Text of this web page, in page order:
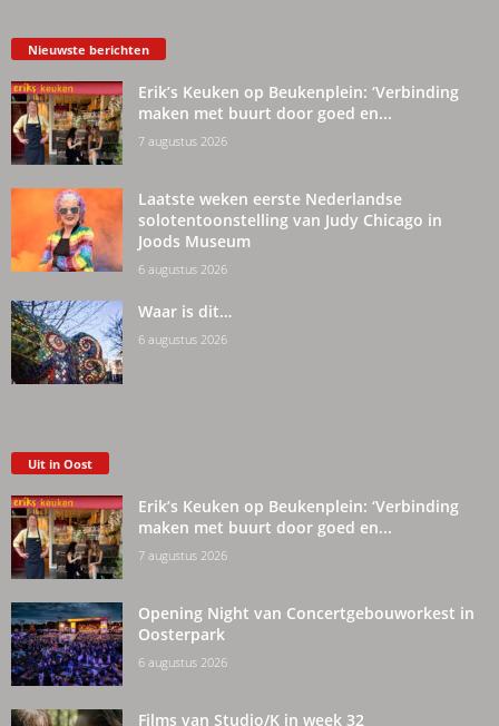
Nieuwste berichten
Erik’s Keuken op Beukenplein: ‘Verbinding
maken met buurt door goed en...
7 augustus 2026
Laatste weken eerste Nederlandse
solotentoonstelling van Judy Chicago in
Joods Museum
6 augustus 2026
Waar is dit…
6 augustus 2026
Uit in Oost
Erik’s Keuken op Beukenplein: ‘Verbinding
maken met buurt door goed en...
7 augustus 2026
Opening Night van Concertgebouworkest in
Oosterpark
6 augustus 2026
Films van Studio/K in week 32